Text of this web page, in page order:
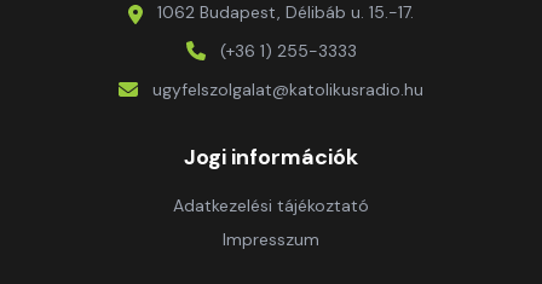
1062 Budapest, Délibáb u. 15.-17.
(+36 1) 255-3333
ugyfelszolgalat@katolikusradio.hu
Jogi információk
Adatkezelési tájékoztató
Impresszum